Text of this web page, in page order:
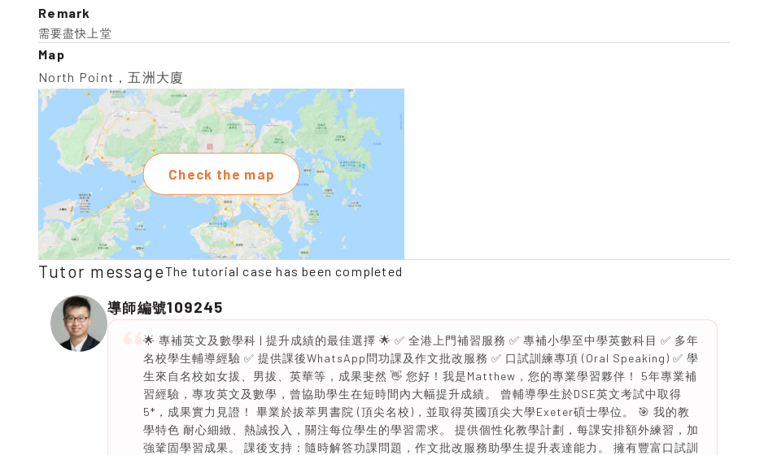
Remark
需要盡快上堂
Map
North Point，五洲大廈
Check the map
Tutor messageThe tutorial case has been completed
導師編號109245
🌟 專補英文及數學科 | 提升成績的最佳選擇 🌟 ✅ 全港上門補習服務 ✅ 專補小學至中學英數科目 ✅ 多年
名校學生輔導經驗 ✅ 提供課後WhatsApp問功課及作文批改服務 ✅ 口試訓練專項 (Oral Speaking) ✅ 學
生來自名校如女拔、男拔、英華等，成果斐然 👋 您好！我是Matthew，您的專業學習夥伴！ 5年專業補
習經驗，專攻英文及數學，曾協助學生在短時間內大幅提升成績。 曾輔導學生於DSE英文考試中取得
5*，成果實力見證！ 畢業於拔萃男書院 (頂尖名校)，並取得英國頂尖大學Exeter碩士學位。 🎯 我的教
學特色 耐心細緻、熱誠投入，關注每位學生的學習需求。 提供個性化教學計劃，每課安排額外練習，加
強鞏固學習成果。 課後支持：隨時解答功課問題，作文批改服務助學生提升表達能力。 擁有豐富口試訓